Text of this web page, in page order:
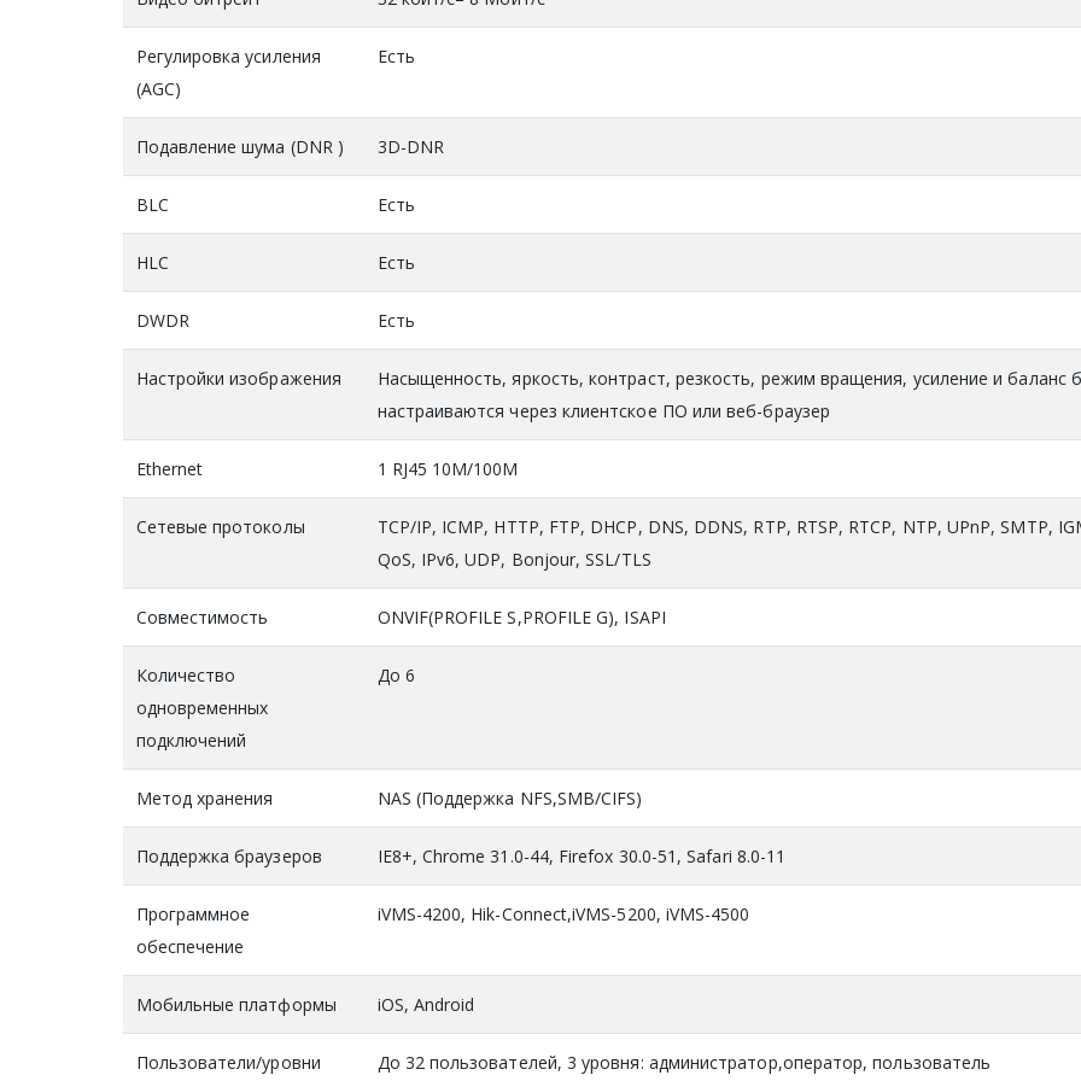
Регулировка усиления
(AGC)
Есть
Подавление шума (DNR ) 3D-DNR
BLC Есть
HLC Есть
DWDR Есть
Настройки изображения
Насыщенность, яркость, контраст, резкость, режим вращения, усиление и баланс
настраиваются через клиентское ПО или веб-браузер
Ethernet 1 RJ45 10M/100M
Сетевые протоколы
TCP/IP, ICMP, HTTP, FTP, DHCP, DNS, DDNS, RTP, RTSP, RTCP, NTP, UPnP, SMTP,
QoS, IPv6, UDP, Bonjour, SSL/TLS
Совместимость ONVIF(PROFILE S,PROFILE G), ISAPI
Количество
одновременных
подключений
До 6
Метод хранения NAS (Поддержка NFS,SMB/CIFS)
Поддержка браузеров IE8+, Chrome 31.0-44, Firefox 30.0-51, Safari 8.0-11
Программное
обеспечение
iVMS-4200, Hik-Connect,iVMS-5200, iVMS-4500
Мобильные платформы iOS, Android
Пользователи/уровни До 32 пользователей, 3 уровня: администратор,оператор, пользователь